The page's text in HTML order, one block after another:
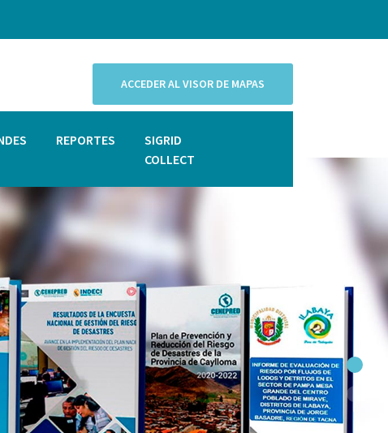
ACCEDER AL VISOR DE MAPAS
REPORTES
SIGRID
COLLECT